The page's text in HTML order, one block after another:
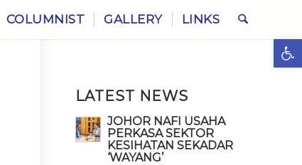
COLUMNIST GALLERY LINKS
LATEST NEWS
JOHOR NAFI USAHA
PERKASA SEKTOR
KESIHATAN SEKADAR
‘WAYANG’